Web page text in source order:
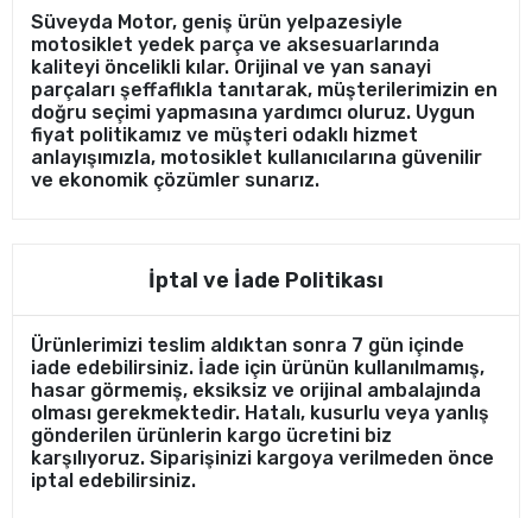
Süveyda Motor, geniş ürün yelpazesiyle
motosiklet yedek parça ve aksesuarlarında
kaliteyi öncelikli kılar. Orijinal ve yan sanayi
parçaları şeffaflıkla tanıtarak, müşterilerimizin en
doğru seçimi yapmasına yardımcı oluruz. Uygun
fiyat politikamız ve müşteri odaklı hizmet
anlayışımızla, motosiklet kullanıcılarına güvenilir
ve ekonomik çözümler sunarız.
İptal ve İade Politikası
Ürünlerimizi teslim aldıktan sonra 7 gün içinde
iade edebilirsiniz. İade için ürünün kullanılmamış,
hasar görmemiş, eksiksiz ve orijinal ambalajında
olması gerekmektedir. Hatalı, kusurlu veya yanlış
gönderilen ürünlerin kargo ücretini biz
karşılıyoruz. Siparişinizi kargoya verilmeden önce
iptal edebilirsiniz.